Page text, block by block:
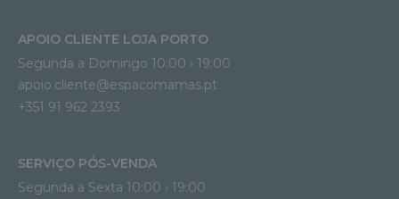
APOIO CLIENTE LOJA PORTO
Segunda a Domingo 10:00 › 19:00
apoio.cliente@espacomamas.pt
+351 91 962 2393
SERVIÇO PÓS-VENDA
Segunda a Sexta 10:00 › 19:00